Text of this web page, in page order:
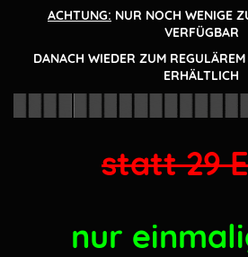
✅ Durch den Zugang in
Mitgliederbereich,
mehr Content Power (auch
ACHTUNG: NUR NOCH WENIGE
VERFÜGBAR
DANACH WIEDER ZUM
ERHÄLTLICH
statt 29
nur